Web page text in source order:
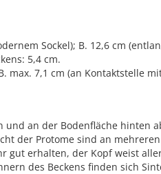
Sockel); B. 12,6 cm
5,4 cm.
max. 7,1 cm (an Kontaktstelle
und an der Bodenfläche hinten
der Protome sind an
gut erhalten, der Kopf weist
des Beckens finden sich